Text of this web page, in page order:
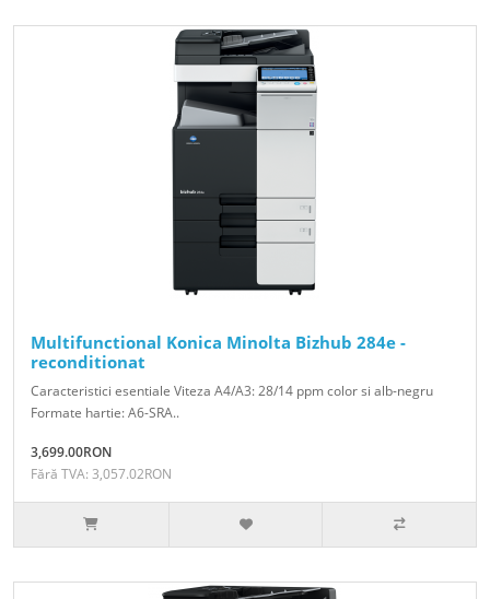
Multifunctional Konica Minolta Bizhub 284e -
reconditionat
Caracteristici esentiale Viteza A4/A3: 28/14 ppm color si alb-negru
Formate hartie: A6-SRA..
3,699.00RON
Fără TVA: 3,057.02RON